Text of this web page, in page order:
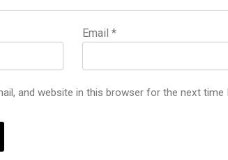
Email *
and website in this browser for the next time